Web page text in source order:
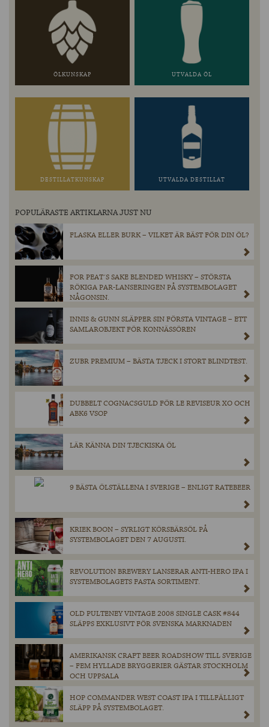
ÖLKUNSKAP UTVALDA ÖL
DESTILLATKUNSKAP UTVALDA DESTILLAT
POPULÄRASTE ARTIKLARNA JUST NU
FLASKA ELLER BURK – VILKET ÄR BÄST FÖR DIN ÖL?
FOR PEAT´S SAKE BLENDED WHISKY – STÖRSTA
RÖKIGA PAR-LANSERINGEN PÅ SYSTEMBOLAGET
NÅGONSIN.
INNIS & GUNN SLÄPPER SIN FÖRSTA VINTAGE – ETT
SAMLAROBJEKT FÖR KONNÄSSÖREN
ZUBR PREMIUM – BÄSTA TJECK I STORT BLINDTEST.
DUBBELT COGNACSGULD FÖR LE REVISEUR XO OCH
ABK6 VSOP
LÄR KÄNNA DIN TJECKISKA ÖL
9 BÄSTA ÖLSTÄLLENA I SVERIGE – ENLIGT RATEBEER
KRIEK BOON – SYRLIGT KÖRSBÄRSÖL PÅ
SYSTEMBOLAGET DEN 7 AUGUSTI.
REVOLUTION BREWERY LANSERAR ANTI-HERO IPA I
SYSTEMBOLAGETS FASTA SORTIMENT.
OLD PULTENEY VINTAGE 2008 SINGLE CASK #844
SLÄPPS EXKLUSIVT FÖR SVENSKA MARKNADEN
AMERIKANSK CRAFT BEER ROADSHOW TILL SVERIGE
– FEM HYLLADE BRYGGERIER GÄSTAR STOCKHOLM
OCH UPPSALA
HOP COMMANDER WEST COAST IPA I TILLFÄLLIGT
SLÄPP PÅ SYSTEMBOLAGET.